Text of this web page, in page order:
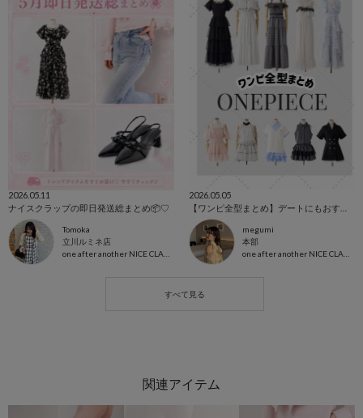
2026.05.11
ナイスクラップの即日発送総まとめ📦♡
Tomoka
立川ルミネ店
2026.05.05
megumi
本部